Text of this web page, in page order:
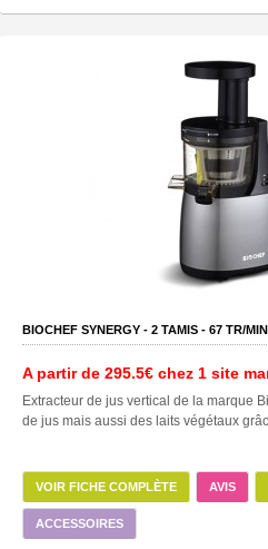
BIOCHEF SYNERGY - 2 TAMIS - 67 TR/MIN
A partir de 295.5€ chez 1 site
Extracteur de jus vertical de la marque
de jus mais aussi des laits végétaux
VOIR FICHE COMPLÈTE AVIS
ACCESSOIRES